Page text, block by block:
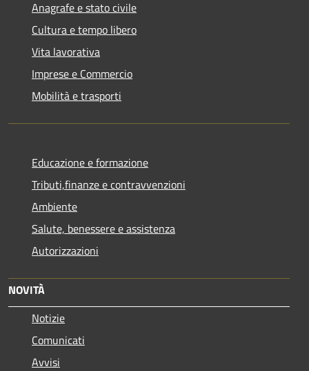
Anagrafe e stato civile
Cultura e tempo libero
Vita lavorativa
Imprese e Commercio
Mobilità e trasporti
Educazione e formazione
Tributi,finanze e contravvenzioni
Ambiente
Salute, benessere e assistenza
Autorizzazioni
NOVITÀ
Notizie
Comunicati
Avvisi